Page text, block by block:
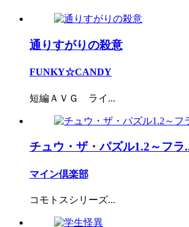
通りすがりの殺意
FUNKY☆CANDY
短編ＡＶＧ ライ...
チュウ・ザ・パズル1.2～フラ
マイン倶楽部
コモトスシリーズ...